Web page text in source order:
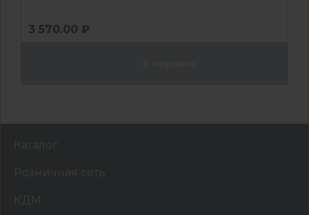
3 570.00 ₽
Каталог
Розничная сеть
КДМ